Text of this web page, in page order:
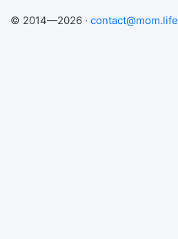
© 2014—2026 · contact@mom.life